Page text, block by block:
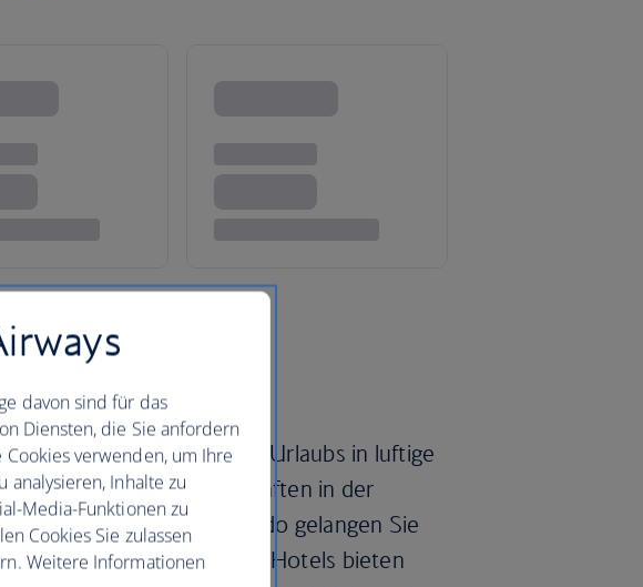
während Ihres Orlando-Urlaubs in luftige
Fahrgeschäften in der
der Welt. In Orlando gelangen Sie
Park. Die meisten Resort-Hotels bieten
davon sind für das
Diensten, die Sie anfordern
verwenden, um Ihre
analysieren, Inhalte zu
Media-Funktionen zu
Cookies Sie zulassen
Weitere Informationen